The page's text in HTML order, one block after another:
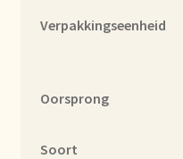
Impressum
Verpakkingseenheid
Oorsprong
Soort